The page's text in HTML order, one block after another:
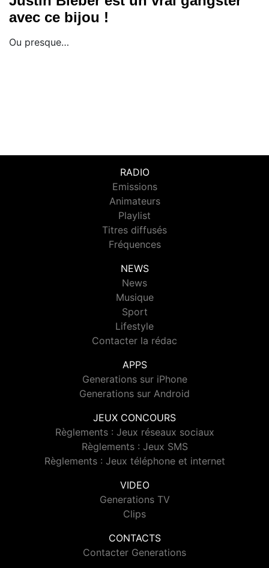
avec ce bijou !
Ou presque…
RADIO
Emissions
Animateurs
Playlist
Titres diffusés
Fréquences
NEWS
News
Musique
Sport
Lifestyle
Contacter la rédac
APPS
Generations sur iPhone
Generations sur Android
JEUX CONCOURS
Règlements : Jeux réseaux sociaux
Règlements : Jeux SMS
Règlements : Jeux téléphone et internet
VIDEO
Generations TV
Clips
CONTACTS
Contacter Generations